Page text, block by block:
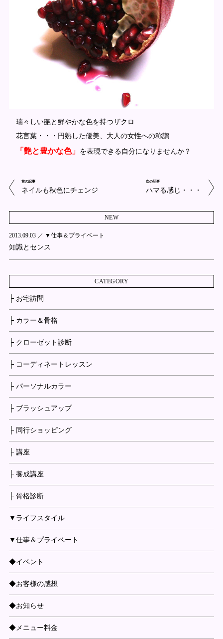
瑞々しい艶と鮮やかな色を持つザクロ
花言葉・・・円熟した優美、大人の女性への称讃
「艶と豊かな色」 を表現できる自分になりませんか？
前の記事
ネイルも秋色にチェンジ
次の記事
ハマる感じ・・・
NEW
2013.09.03 ／ ▼仕事＆プライベート
知識とセンス
CATEGORY
├ お宅訪問
├ カラー＆骨格
├ クローゼット診断
├ コーディネートレッスン
├ パーソナルカラー
├ ブラッシュアップ
├ 同行ショッピング
├ 講座
├ 養成講座
├ 骨格診断
▼ライフスタイル
▼仕事＆プライベート
◆イベント
◆お客様の感想
◆お知らせ
◆メニュー料金